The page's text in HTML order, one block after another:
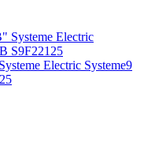
Electric Systeme9